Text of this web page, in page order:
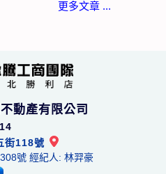
更多文章 ...
動產有限公司
街118號
號 經紀人: 林羿豪